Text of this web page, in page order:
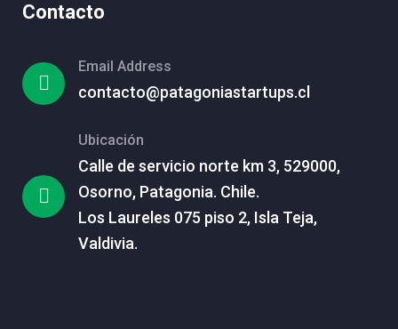
Contacto
Email Address
contacto@patagoniastartups.cl
Ubicación
Calle de servicio norte km 3, 529000,
Osorno, Patagonia. Chile.
Los Laureles 075 piso 2, Isla Teja,
Valdivia.